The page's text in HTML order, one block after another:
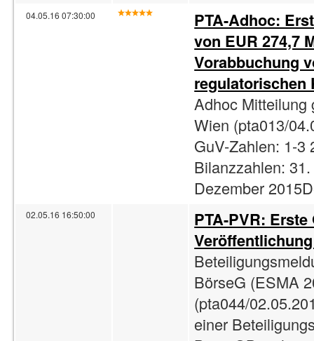
04.05.16 07:30:00
PTA-Adhoc:
von EUR 274,7
Vorabbuchung
regulatorischen
Adhoc Mitteilung
Wien (pta013/
GuV-Zahlen: 1-3
Bilanzzahlen:
Dezember
02.05.16 16:50:00
PTA-PVR:
BörseG (ESMA
(pta044/
einer